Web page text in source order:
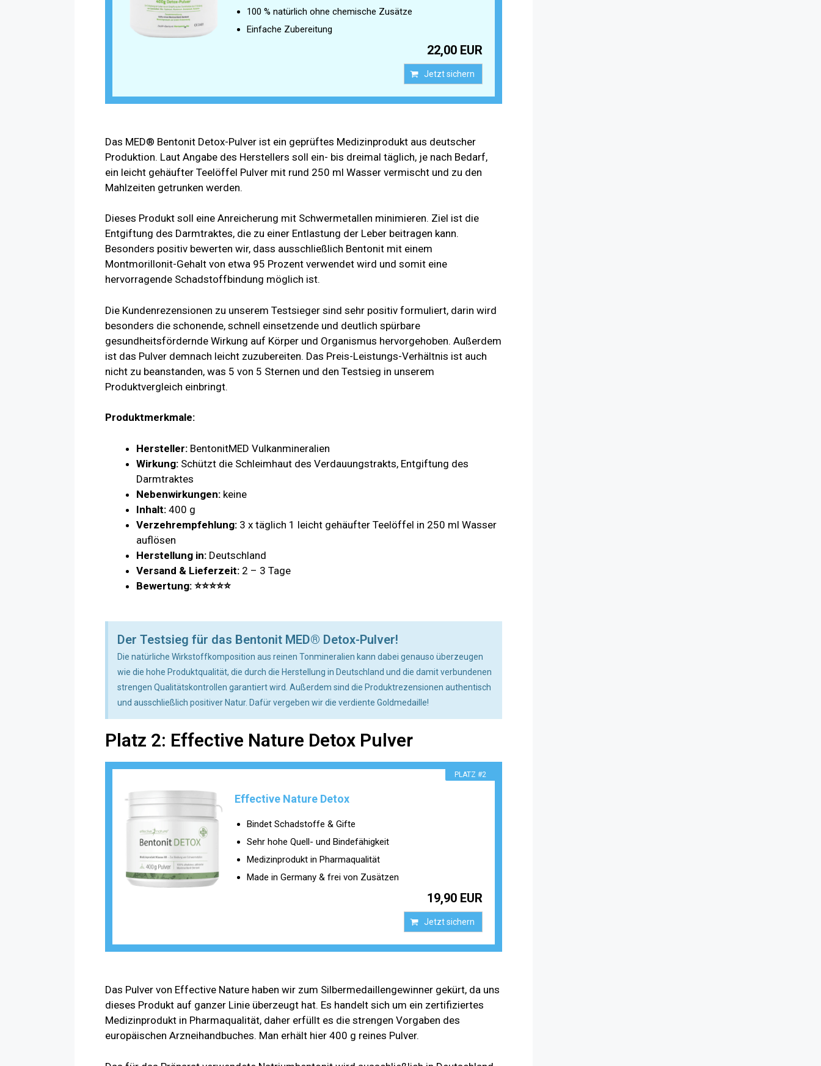
100 % natürlich ohne chemische Zusätze
Einfache Zubereitung
22,00 EUR
Jetzt sichern
Das MED® Bentonit Detox-Pulver ist ein geprüftes Medizinprodukt aus deutscher
Produktion. Laut Angabe des Herstellers soll ein- bis dreimal täglich, je nach Bedarf,
ein leicht gehäufter Teelöffel Pulver mit rund 250 ml Wasser vermischt und zu den
Mahlzeiten getrunken werden.
Dieses Produkt soll eine Anreicherung mit Schwermetallen minimieren. Ziel ist die
Entgiftung des Darmtraktes, die zu einer Entlastung der Leber beitragen kann.
Besonders positiv bewerten wir, dass ausschließlich Bentonit mit einem
Montmorillonit-Gehalt von etwa 95 Prozent verwendet wird und somit eine
hervorragende Schadstoffbindung möglich ist.
Die Kundenrezensionen zu unserem Testsieger sind sehr positiv formuliert, darin wird
besonders die schonende, schnell einsetzende und deutlich spürbare
gesundheitsfördernde Wirkung auf Körper und Organismus hervorgehoben. Außerdem
ist das Pulver demnach leicht zuzubereiten. Das Preis-Leistungs-Verhältnis ist auch
nicht zu beanstanden, was 5 von 5 Sternen und den Testsieg in unserem
Produktvergleich einbringt.
Produktmerkmale:
Hersteller: BentonitMED Vulkanmineralien
Wirkung: Schützt die Schleimhaut des Verdauungstrakts, Entgiftung des
Darmtraktes
Nebenwirkungen: keine
Inhalt: 400 g
Verzehrempfehlung: 3 x täglich 1 leicht gehäufter Teelöffel in 250 ml Wasser
auflösen
Herstellung in: Deutschland
Versand & Lieferzeit: 2 – 3 Tage
Bewertung: ⭐⭐⭐⭐⭐
Der Testsieg für das Bentonit MED® Detox-Pulver!
Die natürliche Wirkstoffkomposition aus reinen Tonmineralien kann dabei genauso überzeugen
wie die hohe Produktqualität, die durch die Herstellung in Deutschland und die damit verbundenen
strengen Qualitätskontrollen garantiert wird. Außerdem sind die Produktrezensionen authentisch
und ausschließlich positiver Natur. Dafür vergeben wir die verdiente Goldmedaille!
Platz 2: Effective Nature Detox Pulver
PLATZ #2
Effective Nature Detox
Bindet Schadstoffe & Gifte
Sehr hohe Quell- und Bindefähigkeit
Medizinprodukt in Pharmaqualität
Made in Germany & frei von Zusätzen
19,90 EUR
Jetzt sichern
Das Pulver von Effective Nature haben wir zum Silbermedaillengewinner gekürt, da uns
dieses Produkt auf ganzer Linie überzeugt hat. Es handelt sich um ein zertifiziertes
Medizinprodukt in Pharmaqualität, daher erfüllt es die strengen Vorgaben des
europäischen Arzneihandbuches. Man erhält hier 400 g reines Pulver.